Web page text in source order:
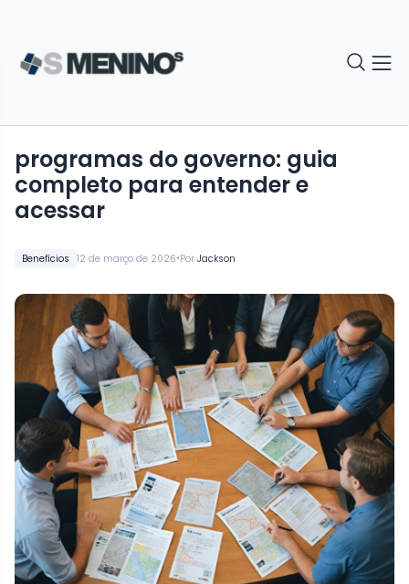
Benefícios 12 de março de 2026•Por Jackson
programas do governo: guia
completo para entender e
acessar